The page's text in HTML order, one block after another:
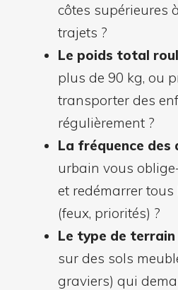
côtes supérieures
trajets ?
Le poids total
plus de 90 kg, ou
transporter des
régulièrement ?
La fréquence des
urbain vous
et redémarrer tous
(feux, priorités) ?
Le type de terrain
sur des sols
graviers) qui